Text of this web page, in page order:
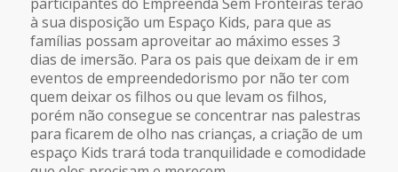
à sua disposição um Espaço Kids, para que as
famílias possam aproveitar ao máximo esses 3
dias de imersão. Para os pais que deixam de ir em
eventos de empreendedorismo por não ter com
quem deixar os filhos ou que levam os filhos,
porém não consegue se concentrar nas palestras
para ficarem de olho nas crianças, a criação de um
espaço Kids trará toda tranquilidade e comodidade